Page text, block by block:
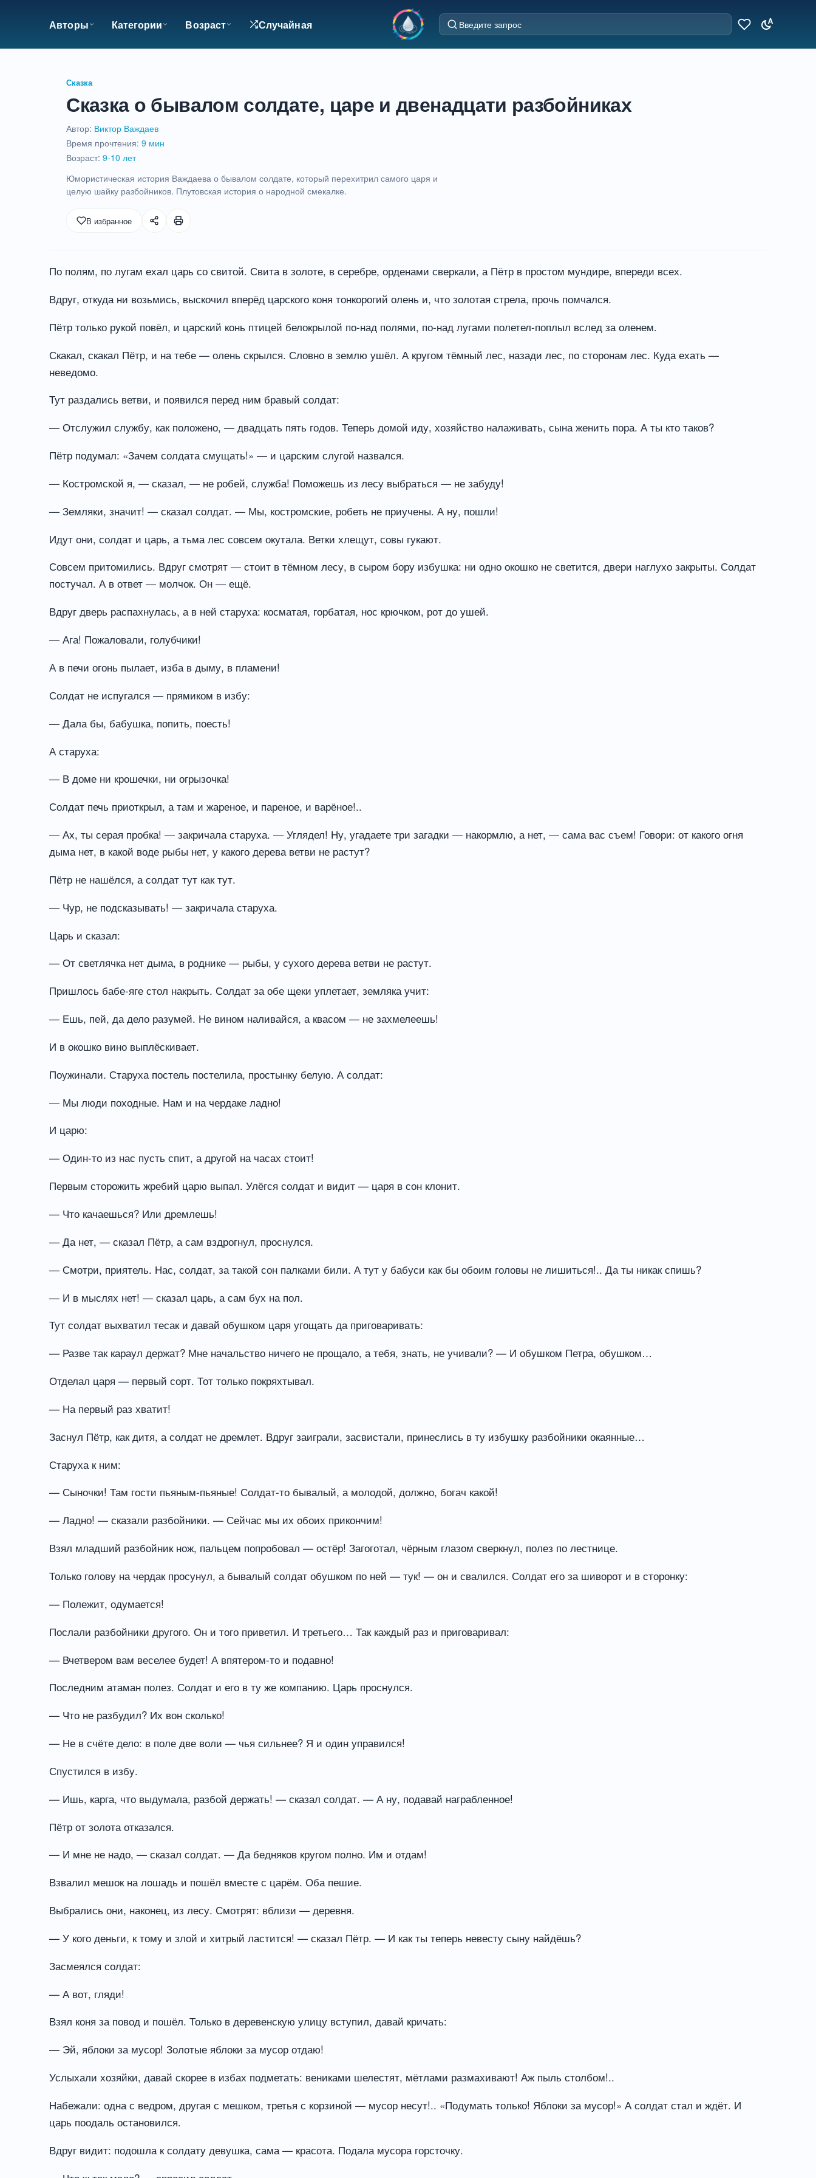
Авторы Категории Возраст Случайная
Сказка
Сказка о бывалом солдате, царе и двенадцати разбойниках
Автор: Виктор Важдаев
Время прочтения:9 мин
Возраст:9-10 лет
Юмористическая история Важдаева о бывалом солдате, который перехитрил самого царя и
целую шайку разбойников. Плутовская история о народной смекалке.
В избранное
По полям, по лугам ехал царь со свитой. Свита в золоте, в серебре, орденами сверкали, а Пётр в простом мундире, впереди всех.
Вдруг, откуда ни возьмись, выскочил вперёд царского коня тонкорогий олень и, что золотая стрела, прочь помчался.
Пётр только рукой повёл, и царский конь птицей белокрылой по-над полями, по-над лугами полетел-поплыл вслед за оленем.
Скакал, скакал Пётр, и на тебе — олень скрылся. Словно в землю ушёл. А кругом тёмный лес, назади лес, по сторонам лес. Куда ехать —
неведомо.
Тут раздались ветви, и появился перед ним бравый солдат:
— Отслужил службу, как положено, — двадцать пять годов. Теперь домой иду, хозяйство налаживать, сына женить пора. А ты кто таков?
Пётр подумал: «Зачем солдата смущать!» — и царским слугой назвался.
— Костромской я, — сказал, — не робей, служба! Поможешь из лесу выбраться — не забуду!
— Земляки, значит! — сказал солдат. — Мы, костромские, робеть не приучены. А ну, пошли!
Идут они, солдат и царь, а тьма лес совсем окутала. Ветки хлещут, совы гукают.
Совсем притомились. Вдруг смотрят — стоит в тёмном лесу, в сыром бору избушка: ни одно окошко не светится, двери наглухо закрыты. Солдат
постучал. А в ответ — молчок. Он — ещё.
Вдруг дверь распахнулась, а в ней старуха: косматая, горбатая, нос крючком, рот до ушей.
— Ага! Пожаловали, голубчики!
А в печи огонь пылает, изба в дыму, в пламени!
Солдат не испугался — прямиком в избу:
— Дала бы, бабушка, попить, поесть!
А старуха:
— В доме ни крошечки, ни огрызочка!
Солдат печь приоткрыл, а там и жареное, и пареное, и варёное!..
— Ах, ты серая пробка! — закричала старуха. — Углядел! Ну, угадаете три загадки — накормлю, а нет, — сама вас съем! Говори: от какого огня
дыма нет, в какой воде рыбы нет, у какого дерева ветви не растут?
Пётр не нашёлся, а солдат тут как тут.
— Чур, не подсказывать! — закричала старуха.
Царь и сказал:
— От светлячка нет дыма, в роднике — рыбы, у сухого дерева ветви не растут.
Пришлось бабе-яге стол накрыть. Солдат за обе щеки уплетает, земляка учит:
— Ешь, пей, да дело разумей. Не вином наливайся, а квасом — не захмелеешь!
И в окошко вино выплёскивает.
Поужинали. Старуха постель постелила, простынку белую. А солдат:
— Мы люди походные. Нам и на чердаке ладно!
И царю:
— Один-то из нас пусть спит, а другой на часах стоит!
Первым сторожить жребий царю выпал. Улёгся солдат и видит — царя в сон клонит.
— Что качаешься? Или дремлешь!
— Да нет, — сказал Пётр, а сам вздрогнул, проснулся.
— Смотри, приятель. Нас, солдат, за такой сон палками били. А тут у бабуси как бы обоим головы не лишиться!.. Да ты никак спишь?
— И в мыслях нет! — сказал царь, а сам бух на пол.
Тут солдат выхватил тесак и давай обушком царя угощать да приговаривать:
— Разве так караул держат? Мне начальство ничего не прощало, а тебя, знать, не учивали? — И обушком Петра, обушком…
Отделал царя — первый сорт. Тот только покряхтывал.
— На первый раз хватит!
Заснул Пётр, как дитя, а солдат не дремлет. Вдруг заиграли, засвистали, принеслись в ту избушку разбойники окаянные…
Старуха к ним:
— Сыночки! Там гости пьяным-пьяные! Солдат-то бывалый, а молодой, должно, богач какой!
— Ладно! — сказали разбойники. — Сейчас мы их обоих прикончим!
Взял младший разбойник нож, пальцем попробовал — остёр! Загоготал, чёрным глазом сверкнул, полез по лестнице.
Только голову на чердак просунул, а бывалый солдат обушком по ней — тук! — он и свалился. Солдат его за шиворот и в сторонку:
— Полежит, одумается!
Послали разбойники другого. Он и того приветил. И третьего… Так каждый раз и приговаривал:
— Вчетвером вам веселее будет! А впятером-то и подавно!
Последним атаман полез. Солдат и его в ту же компанию. Царь проснулся.
— Что не разбудил? Их вон сколько!
— Не в счёте дело: в поле две воли — чья сильнее? Я и один управился!
Спустился в избу.
— Ишь, карга, что выдумала, разбой держать! — сказал солдат. — А ну, подавай награбленное!
Пётр от золота отказался.
— И мне не надо, — сказал солдат. — Да бедняков кругом полно. Им и отдам!
Взвалил мешок на лошадь и пошёл вместе с царём. Оба пешие.
Выбрались они, наконец, из лесу. Смотрят: вблизи — деревня.
— У кого деньги, к тому и злой и хитрый ластится! — сказал Пётр. — И как ты теперь невесту сыну найдёшь?
Засмеялся солдат:
— А вот, гляди!
Взял коня за повод и пошёл. Только в деревенскую улицу вступил, давай кричать:
— Эй, яблоки за мусор! Золотые яблоки за мусор отдаю!
Услыхали хозяйки, давай скорее в избах подметать: вениками шелестят, мётлами размахивают! Аж пыль столбом!..
Набежали: одна с ведром, другая с мешком, третья с корзиной — мусор несут!.. «Подумать только! Яблоки за мусор!» А солдат стал и ждёт. И
царь поодаль остановился.
Вдруг видит: подошла к солдату девушка, сама — красота. Подала мусора горсточку.